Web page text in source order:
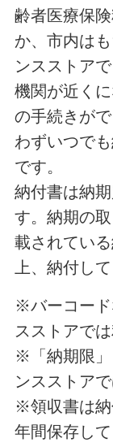
齢者医療保
か、市内は
ンスストア
機関が近く
の手続きが
わずいつで
です。
納付書は納
す。納期の
載されてい
上、納付し
※バーコード
スストアで
※「納期限」
ンスストア
※領収書は納
年間保存して